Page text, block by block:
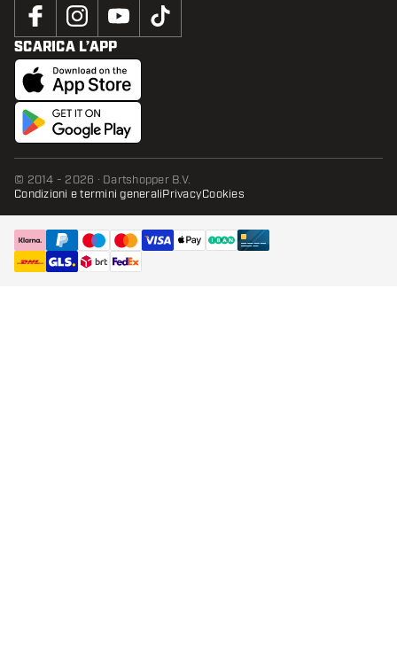
SCARICA L’APP
© 2014 - 2026 · Dartshopper B.V.
Condizioni e termini generaliPrivacyCookies